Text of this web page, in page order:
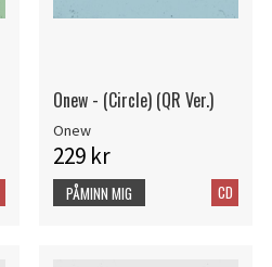
Onew - (Circle) (QR Ver.)
Onew
229 kr
CD
PÅMINN MIG